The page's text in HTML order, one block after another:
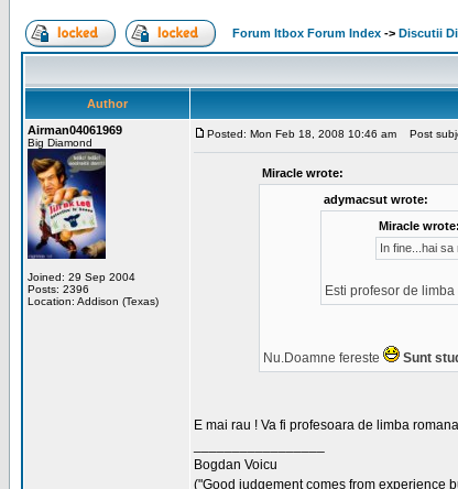
Forum Itbox Forum Index -> Discutii
Author
Airman04061969
Big Diamond
Joined: 29 Sep 2004
Posts: 2396
Location: Addison (Texas)
Posted: Mon Feb 18, 2008 10:46 am Post
Miracle wrote:
adymacsut wrote:
Miracle wrote:
In fine...hai sa
Esti profesor de
Nu.Doamne fereste Sunt
E mai rau ! Va fi profesoara de limba
Bogdan Voicu
("Good judgement comes from experience